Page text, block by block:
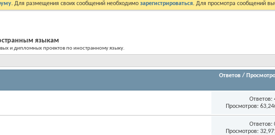
. Для размещения своих сообщений необходимо зарегистрироваться. Для просмотра сообщений
языкам
и дипломных проектов по иностранному языку.
Ответов /
Ответов:
Просмотров:
Ответов:
Просмотров: